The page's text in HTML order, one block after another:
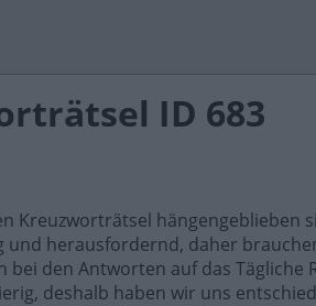
ID 683
Kreuzworträtsel hängengeblieben
und herausfordernd, daher
den Antworten auf das Tägliche
deshalb haben wir uns